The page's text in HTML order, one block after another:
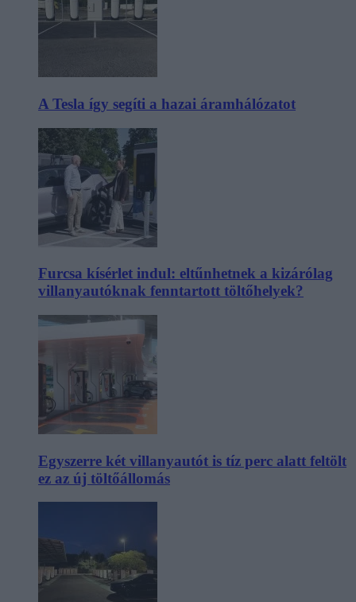
A Tesla így segíti a hazai áramhálózatot
Furcsa kísérlet indul: eltűnhetnek a kizárólag
villanyautóknak fenntartott töltőhelyek?
Egyszerre két villanyautót is tíz perc alatt feltölt
ez az új töltőállomás